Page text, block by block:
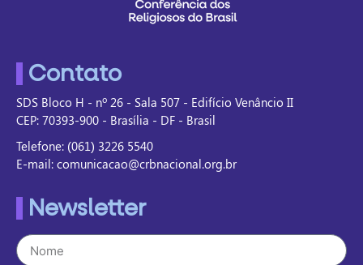
Contato
SDS Bloco H - nº 26 - Sala 507 - Edifício Venâncio II
CEP: 70393-900 - Brasília - DF - Brasil
Telefone: (061) 3226 5540
E-mail: comunicacao@crbnacional.org.br
Newsletter